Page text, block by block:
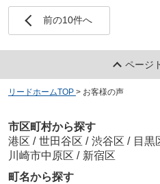
前の10件へ
ページ
リードホームTOP > お客様の声
市区町村から探す
港区 / 世田谷区 / 渋谷区 / 目黒
川崎市中原区 / 新宿区
町名から探す